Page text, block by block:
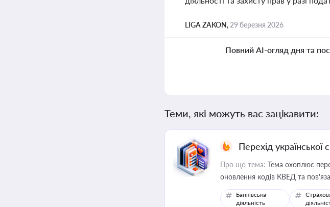
LIGA ZAKON, 29 березня 2026
Повний AI-огляд дня та
Теми, які можуть вас зацікавити:
Перехід
Про що тема: Тема охоплює
оновлення кодів КВЕД та
Банківська
діяльність